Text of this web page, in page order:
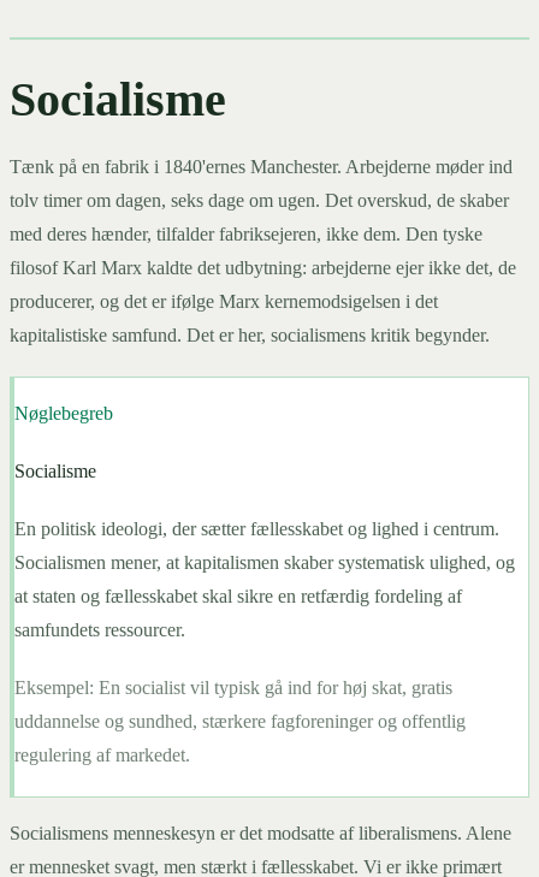
Socialisme
Tænk på en fabrik i 1840'ernes Manchester. Arbejderne møder ind
tolv timer om dagen, seks dage om ugen. Det overskud, de skaber
med deres hænder, tilfalder fabriksejeren, ikke dem. Den tyske
filosof Karl Marx kaldte det udbytning: arbejderne ejer ikke det, de
producerer, og det er ifølge Marx kernemodsigelsen i det
kapitalistiske samfund. Det er her, socialismens kritik begynder.
Nøglebegreb
Socialisme
En politisk ideologi, der sætter fællesskabet og lighed i centrum.
Socialismen mener, at kapitalismen skaber systematisk ulighed, og
at staten og fællesskabet skal sikre en retfærdig fordeling af
samfundets ressourcer.
Eksempel: En socialist vil typisk gå ind for høj skat, gratis
uddannelse og sundhed, stærkere fagforeninger og offentlig
regulering af markedet.
Socialismens menneskesyn er det modsatte af liberalismens. Alene
er mennesket svagt, men stærkt i fællesskabet. Vi er ikke primært